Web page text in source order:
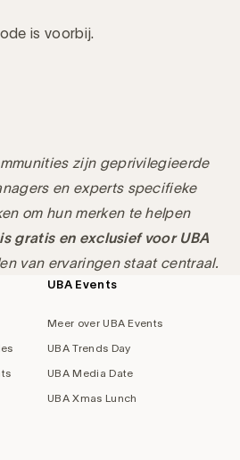
is voorbij.
zijn geprivilegieerde
en experts specifieke
om hun merken te helpen
gratis en exclusief voor UBA
van ervaringen staat centraal.
UBA Events
Meer over UBA Events
UBA Trends Day
UBA Media Date
UBA Xmas Lunch